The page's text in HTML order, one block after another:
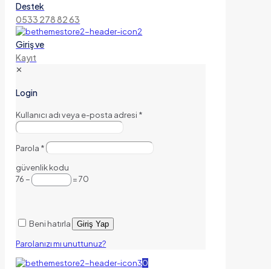
Destek
0533 278 82 63
Giriş ve
Kayıt
✕
Login
Kullanıcı adı veya e-posta adresi *
Parola *
güvenlik kodu
76 −
= 70
Beni hatırla Giriş Yap
Parolanızı mı unuttunuz?
0